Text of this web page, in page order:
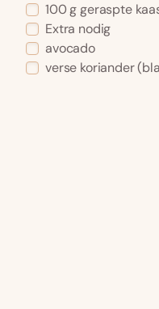
100 g geraspte
Extra nodig
avocado
verse koriander